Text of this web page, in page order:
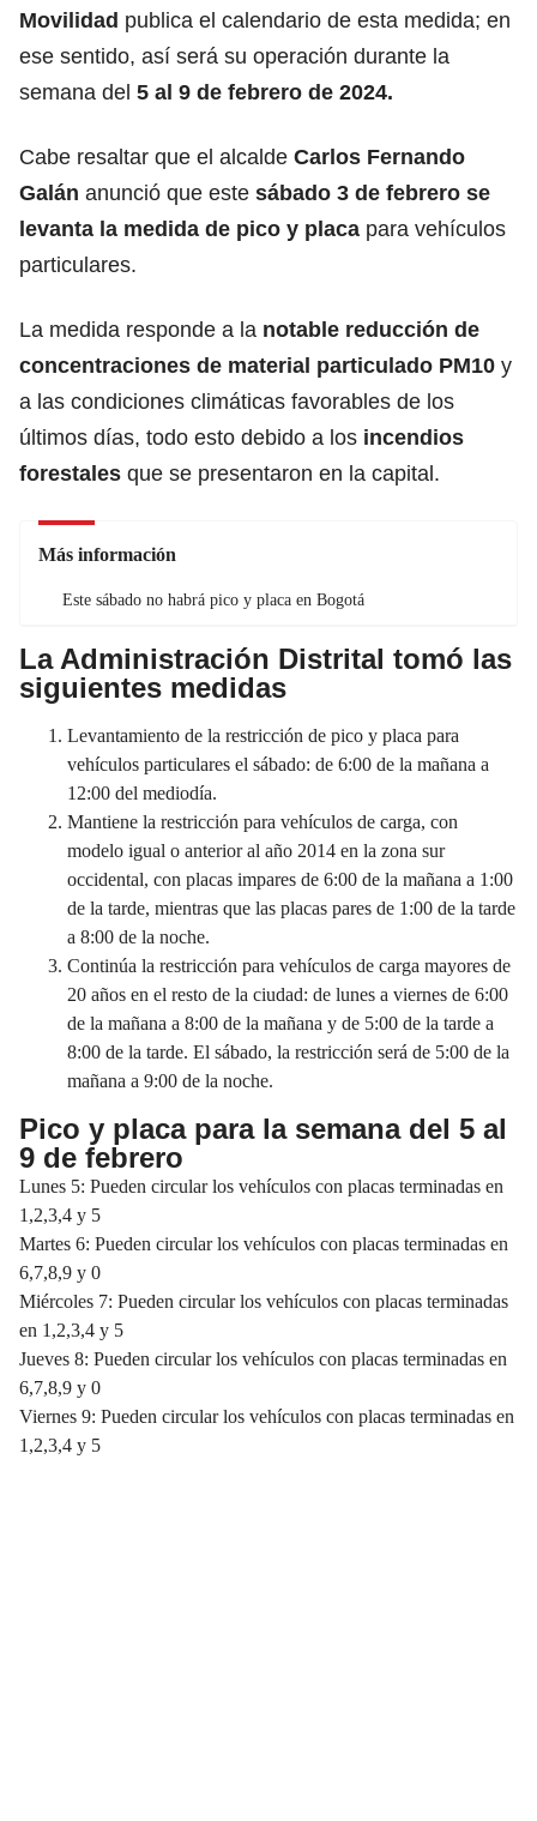
Movilidad publica el calendario de esta medida; en
ese sentido, así será su operación durante la
semana del 5 al 9 de febrero de 2024.
Cabe resaltar que el alcalde Carlos Fernando
Galán anunció que este sábado 3 de febrero se
levanta la medida de pico y placa para vehículos
particulares.
La medida responde a la notable reducción de
concentraciones de material particulado PM10 y
a las condiciones climáticas favorables de los
últimos días, todo esto debido a los incendios
forestales que se presentaron en la capital.
Más información
Este sábado no habrá pico y placa en Bogotá
La Administración Distrital tomó las
siguientes medidas
Levantamiento de la restricción de pico y placa para
vehículos particulares el sábado: de 6:00 de la mañana a
12:00 del mediodía.
Mantiene la restricción para vehículos de carga, con
modelo igual o anterior al año 2014 en la zona sur
occidental, con placas impares de 6:00 de la mañana a 1:00
de la tarde, mientras que las placas pares de 1:00 de la tarde
a 8:00 de la noche.
Continúa la restricción para vehículos de carga mayores de
20 años en el resto de la ciudad: de lunes a viernes de 6:00
de la mañana a 8:00 de la mañana y de 5:00 de la tarde a
8:00 de la tarde. El sábado, la restricción será de 5:00 de la
mañana a 9:00 de la noche.
Pico y placa para la semana del 5 al
9 de febrero
Lunes 5: Pueden circular los vehículos con placas terminadas en
1,2,3,4 y 5
Martes 6: Pueden circular los vehículos con placas terminadas en
6,7,8,9 y 0
Miércoles 7: Pueden circular los vehículos con placas terminadas
en 1,2,3,4 y 5
Jueves 8: Pueden circular los vehículos con placas terminadas en
6,7,8,9 y 0
Viernes 9: Pueden circular los vehículos con placas terminadas en
1,2,3,4 y 5